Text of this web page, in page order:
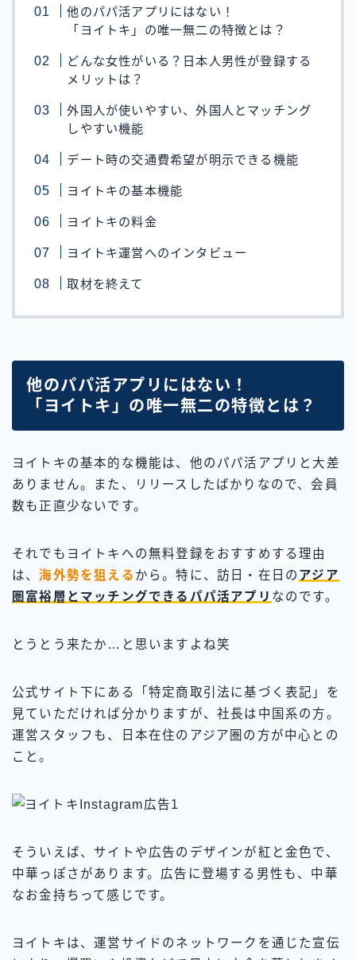
他のパパ活アプリにはない！
「ヨイトキ」の唯一無二の特徴とは？
どんな女性がいる？日本人男性が登録する
メリットは？
外国人が使いやすい、外国人とマッチング
しやすい機能
デート時の交通費希望が明示できる機能
ヨイトキの基本機能
ヨイトキの料金
ヨイトキ運営へのインタビュー
取材を終えて
他のパパ活アプリにはない！
「ヨイトキ」の唯一無二の特徴とは？
ヨイトキの基本的な機能は、他のパパ活アプリと大差
ありません。また、リリースしたばかりなので、会員
数も正直少ないです。
それでもヨイトキへの無料登録をおすすめする理由
は、海外勢を狙える から。特に、訪日・在日の アジア
圏富裕層とマッチングできるパパ活アプ リ なのです。
とうとう来たか…と思いますよね笑
公式サイト下にある「特定商取引法に基づく表記」を
見ていただければ分かりますが、社長は中国系の方。
運営スタッフも、日本在住のアジア圏の方が中心との
こと。
そういえば、サイトや広告のデザインが紅と金色で、
中華っぽさがあります。広告に登場する男性も、中華
なお金持ちって感じです。
ヨイトキは、運営サイドのネットワークを通じた宣伝